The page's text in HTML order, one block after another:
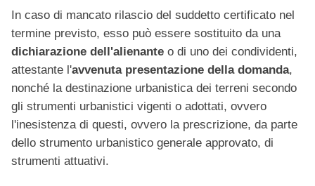
In caso di mancato rilascio del suddetto certificato nel
termine previsto, esso può essere sostituito da una
dichiarazione dell'alienante o di uno dei condividenti,
attestante l'avvenuta presentazione della domanda,
nonché la destinazione urbanistica dei terreni secondo
gli strumenti urbanistici vigenti o adottati, ovvero
l'inesistenza di questi, ovvero la prescrizione, da parte
dello strumento urbanistico generale approvato, di
strumenti attuativi.